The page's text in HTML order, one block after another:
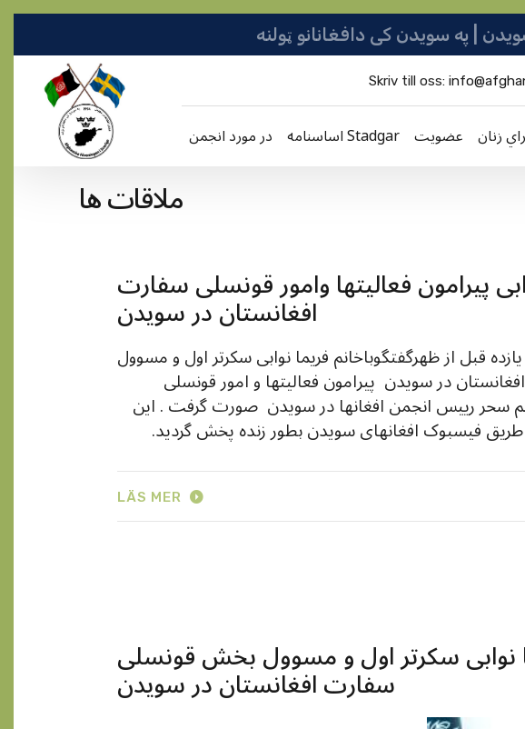
Skriv till oss:
در مورد انجمن اساسنامه Stadgar عضویت زنان
ملاقات ها
پیرامون فعالیتها وامور قونسلی سفارت
افغانستان در سویدن
حوالی ساعت يازده قبل از ظهرگفتگوباخانم فریما نوابی سکرتر اول و مسوول
در سویدن پیرامون فعالیتها و امور قونسلی
سحر رييس انجمن افغانها در سویدن صورت گرفت . این
فیسبوک افغانهای سویدن بطور زنده پخش گردید.
LÄS MER
نوابی سکرتر اول و مسوول بخش قونسلی
سفارت افغانستان در سویدن